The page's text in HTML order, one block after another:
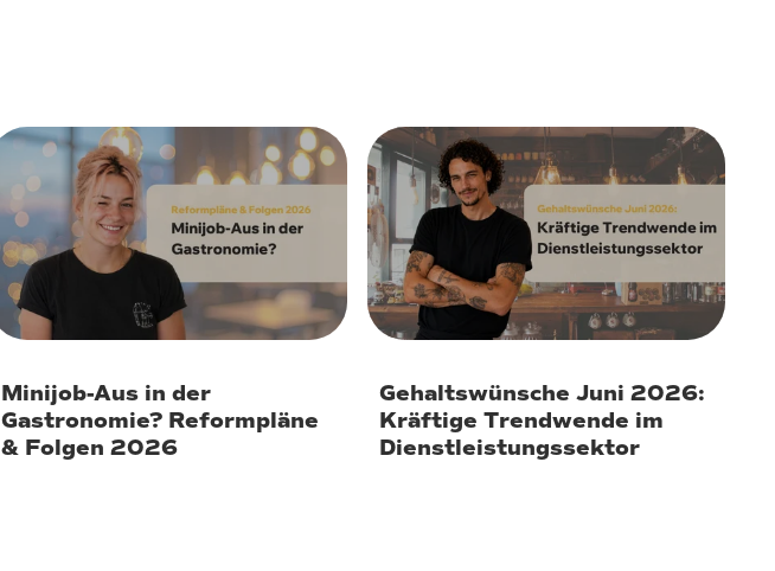
30. Juli 2026
Minijob-Aus in der
Gastronomie? Reformpläne
& Folgen 2026
30. Juni 2026
Gehaltswünsche Juni 2026:
Kräftige Trendwende im
Dienstleistungssektor